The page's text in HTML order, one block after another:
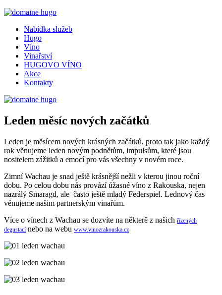
Nabídka služeb
Hugo
Víno
Vinařství
HUGOVO VÍNO
Akce
Kontakty
Leden měsíc nových začátků
Leden je měsícem nových krásných začátků, proto tak jako každý
rok věnujeme leden novým podnětům, impulsům, které jsou
nositelem zážitků a emocí pro vás všechny v novém roce.
Zimní Wachau je snad ještě krásnější nežli v kterou jinou roční
dobu. Po celou dobu nás provází úžasné víno z Rakouska, nejen
nazrálý Smaragd, ale často ještě mladý Federspiel. Lednový čas
věnujeme našim partnerským vinařům.
Více o vínech z Wachau se dozvíte na některě z našich řízených
degustací nebo na webu www.vinozrakouska.cz